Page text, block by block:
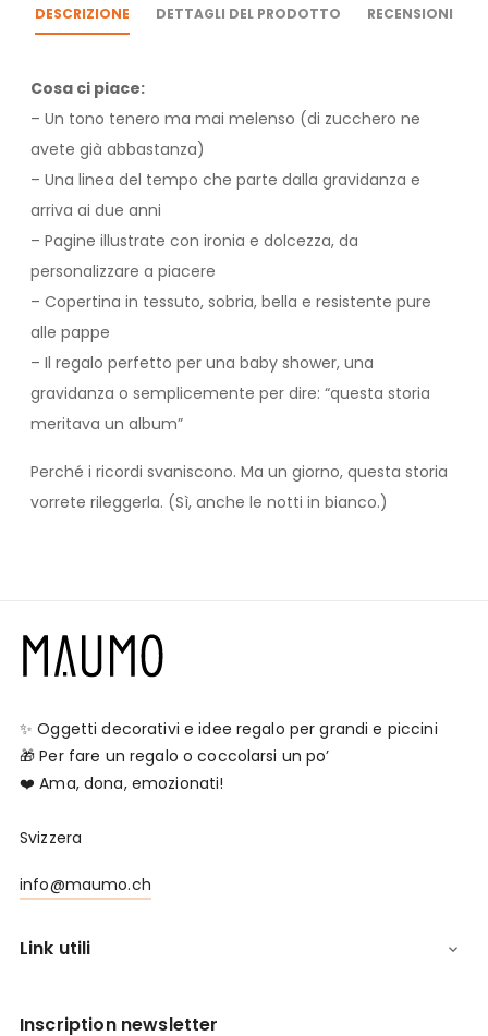
DESCRIZIONE DETTAGLI DEL PRODOTTO RECENSIONI
Cosa ci piace:
– Un tono tenero ma mai melenso (di zucchero ne
avete già abbastanza)
– Una linea del tempo che parte dalla gravidanza e
arriva ai due anni
– Pagine illustrate con ironia e dolcezza, da
personalizzare a piacere
– Copertina in tessuto, sobria, bella e resistente pure
alle pappe
– Il regalo perfetto per una baby shower, una
gravidanza o semplicemente per dire: “questa storia
meritava un album”
Perché i ricordi svaniscono. Ma un giorno, questa storia
vorrete rileggerla. (Sì, anche le notti in bianco.)
✨ Oggetti decorativi e idee regalo per grandi e piccini
🎁 Per fare un regalo o coccolarsi un po’
❤️ Ama, dona, emozionati!
Svizzera
info@maumo.ch
Link utili 
Inscription newsletter